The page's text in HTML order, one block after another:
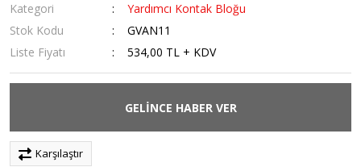
Kategori
Yardımcı Kontak Bloğu
Stok Kodu
GVAN11
Liste Fiyatı
534,00 TL + KDV
GELİNCE HABER VER
Karşılaştır